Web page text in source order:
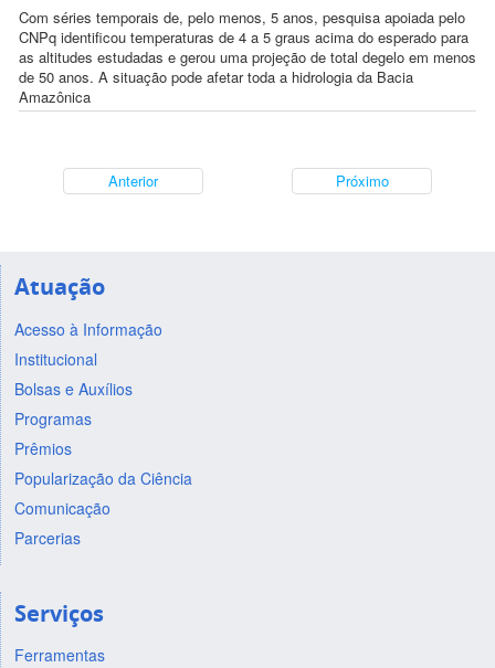
Com séries temporais de, pelo menos, 5 anos, pesquisa apoiada pelo
CNPq identificou temperaturas de 4 a 5 graus acima do esperado para
as altitudes estudadas e gerou uma projeção de total degelo em menos
de 50 anos. A situação pode afetar toda a hidrologia da Bacia
Amazônica
Anterior Próximo
Atuação
Acesso à Informação
Institucional
Bolsas e Auxílios
Programas
Prêmios
Popularização da Ciência
Comunicação
Parcerias
Serviços
Ferramentas